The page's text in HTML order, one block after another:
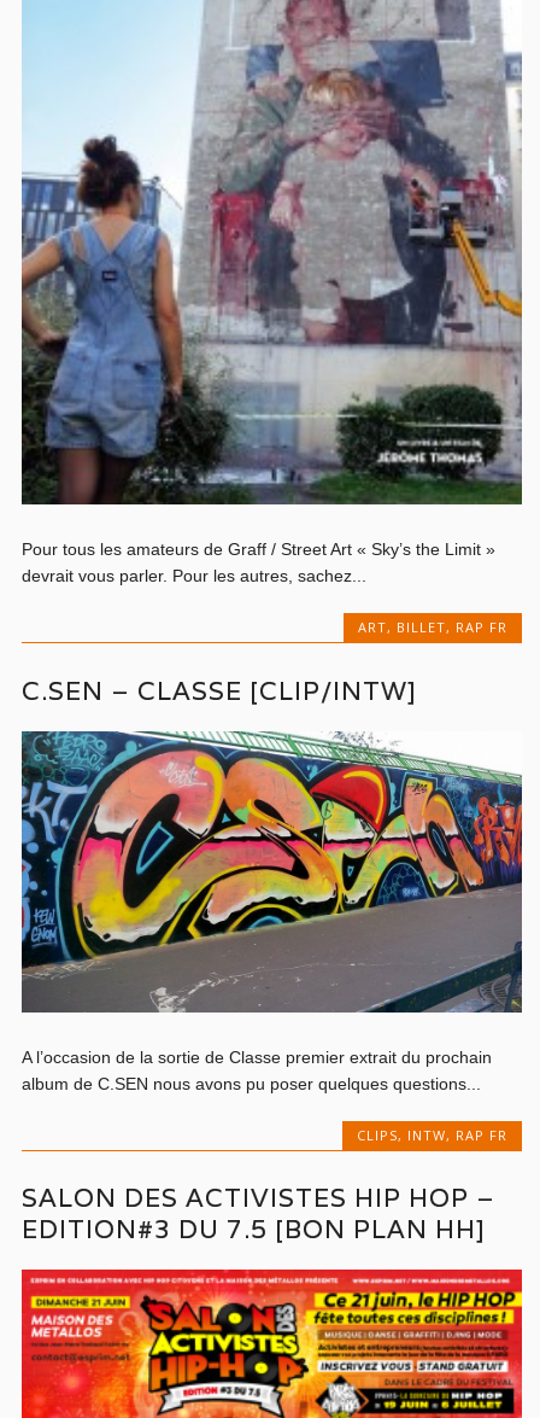
Pour tous les amateurs de Graff / Street Art « Sky’s the Limit »
devrait vous parler. Pour les autres, sachez...
ART, BILLET, RAP FR
C.SEN – CLASSE [CLIP/INTW]
A l’occasion de la sortie de Classe premier extrait du prochain
album de C.SEN nous avons pu poser quelques questions...
CLIPS, INTW, RAP FR
SALON DES ACTIVISTES HIP HOP –
EDITION#3 DU 7.5 [BON PLAN HH]